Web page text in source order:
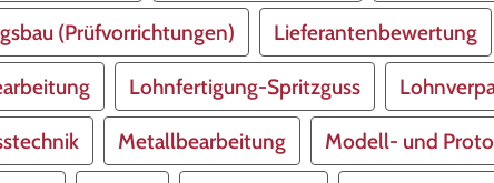
(Prüfvorrichtungen) Lieferantenbewertung
Lohnfertigung-Spritzguss
Metallbearbeitung Modell- und